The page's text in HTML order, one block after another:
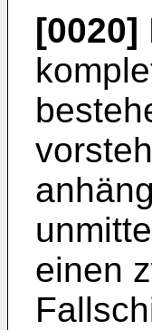
[0020]
einen